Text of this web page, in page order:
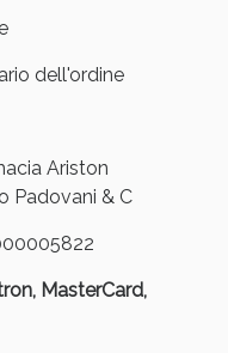
dell'ordine
Ariston
Padovani & C
MasterCard,
Oggi